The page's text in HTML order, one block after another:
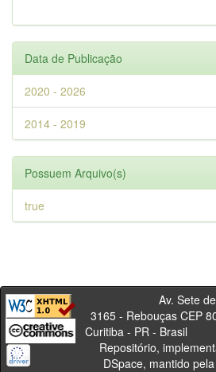
Data de Publicação
2020 - 2026
2014 - 2019
Possuem Arquivo(s)
true
Av. Sete de
3165 - Rebouças CEP
Curitiba - PR -
Repositório,
DSpace, mantido